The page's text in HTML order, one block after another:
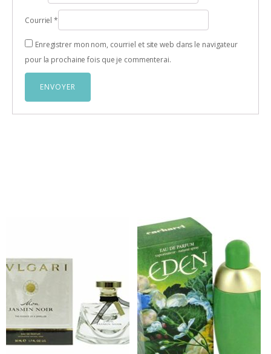
Courriel*
Enregistrer mon nom, courriel et site web dans le navigateur
pour la prochaine fois que je commenterai.